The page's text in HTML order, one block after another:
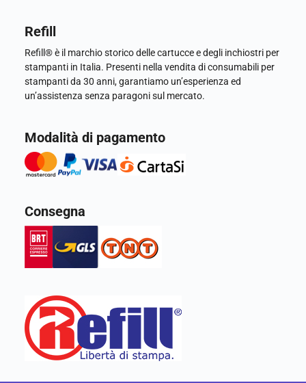
Refill
Refill® è il marchio storico delle cartucce e degli inchiostri per
stampanti in Italia. Presenti nella vendita di consumabili per
stampanti da 30 anni, garantiamo un’esperienza ed
un’assistenza senza paragoni sul mercato.
Modalità di pagamento
Consegna